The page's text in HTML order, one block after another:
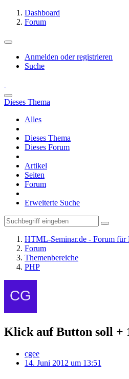
Dashboard
Forum
Anmelden oder registrieren
Suche
Dieses Thema
Alles
Dieses Thema
Dieses Forum
Artikel
Seiten
Forum
Erweiterte Suche
HTML-Seminar.de - Forum
Forum
Themenbereiche
PHP
Klick auf Button soll +
cgee
14. Juni 2012 um 13:51